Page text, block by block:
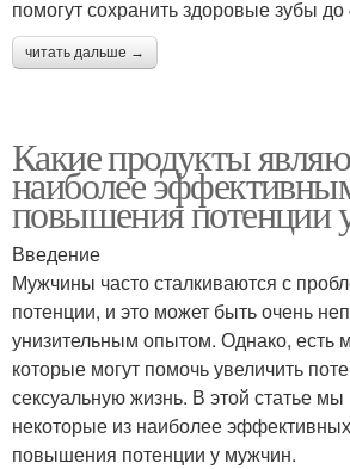
помогут сохранить здоровые зубы до
читать дальше →
Какие продукты
наиболее
повышения потенции
Введение
Мужчины часто сталкиваются с
потенции, и это может быть очень
унизительным опытом. Однако, есть
которые могут помочь увеличить
сексуальную жизнь. В этой статье
некоторые из наиболее
повышения потенции у мужчин.